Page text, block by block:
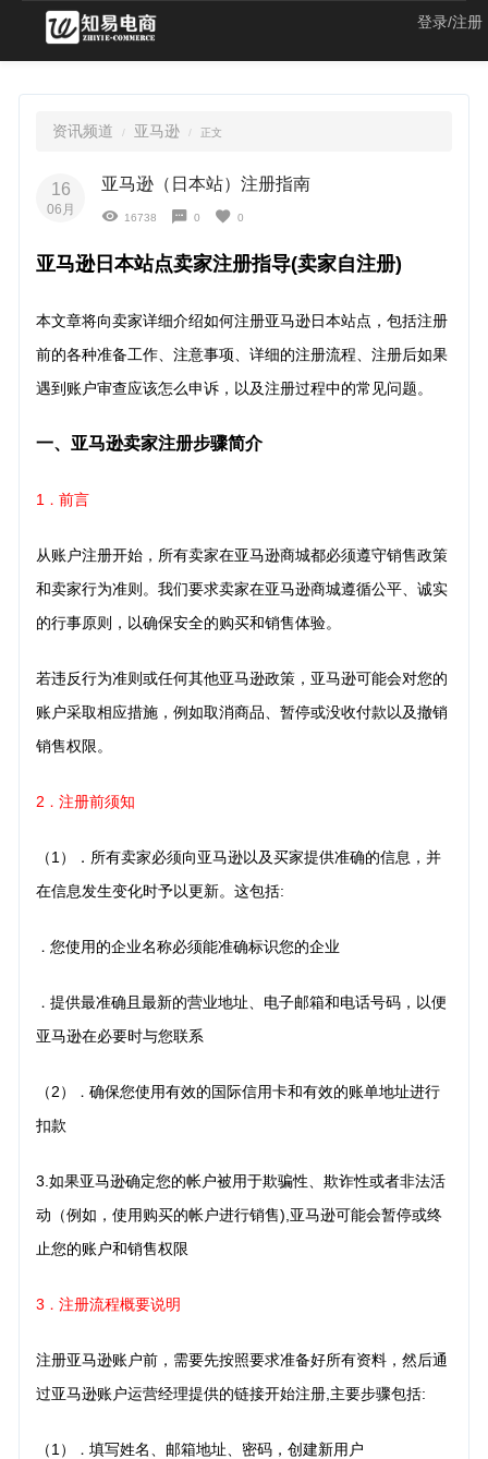
登录/注册
资讯频道 亚马逊 正文
16
06月
亚马逊（日本站）注册指南
16738 0 0
亚马逊日本站点卖家注册指导(卖家自注册)
本文章将向卖家详细介绍如何注册亚马逊日本站点，包括注册
前的各种准备工作、注意事项、详细的注册流程、注册后如果
遇到账户审查应该怎么申诉，以及注册过程中的常见问题。
一、亚马逊卖家注册步骤简介
1 ． 前言
从账户注册开始，所有卖家在亚马逊商城都必须遵守销售政策
和卖家行为准则。我们要求卖家在亚马逊商城遵循公平、诚实
的行事原则，以确保安全的购买和销售体验。
若违反行为准则或任何其他亚马逊政策，亚马逊可能会对您的
账户采取相应措施，例如取消商品、暂停或没收付款以及撤销
销售权限。
2 ． 注册前须知
（1）．所有卖家必须向亚马逊以及买家提供准确的信息，并
在信息发生变化时予以更新。这包括:
． 您使用的企业名称必须能准确标识您的企业
． 提供最准确且最新的营业地址、电子邮箱和电话号码，以便
亚马逊在必要时与您联系
（2） ． 确保您使用有效的国际信用卡和有效的账单地址进行
扣款
3.如果亚马逊确定您的帐户被用于欺骗性、欺诈性或者非法活
动（例如，使用购买的帐户进行销售),亚马逊可能会暂停或终
止您的账户和销售权限
3 ． 注册流程概要说明
注册亚马逊账户前，需要先按照要求准备好所有资料，然后通
过亚马逊账户运营经理提供的链接开始注册,主要步骤包括:
（1） ． 填写姓名、邮箱地址、密码，创建新用户